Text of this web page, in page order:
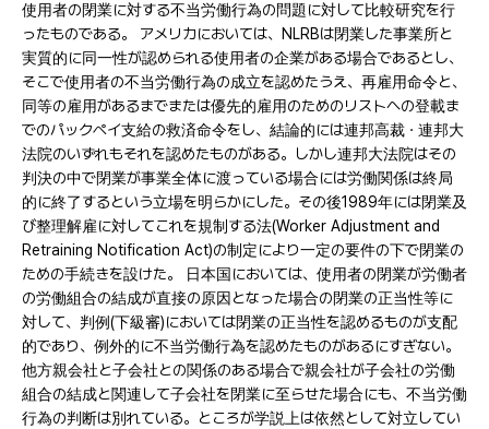
使用者の閉業に対する不当労働行為の問題に対して比較研究を行
ったものである。 アメリカにおいては、NLRBは閉業した事業所と
実質的に同一性が認められる使用者の企業がある場合であるとし、
そこで使用者の不当労働行為の成立を認めたうえ、再雇用命令と、
同等の雇用があるまでまたは優先的雇用のためのリストへの登載ま
でのパックペイ支給の救済命令をし、結論的には連邦高裁ㆍ連邦大
法院のいずれもそれを認めたものがある。しかし連邦大法院はその
判決の中で閉業が事業全体に渡っている場合には労働関係は終局
的に終了するという立場を明らかにした。その後1989年には閉業及
び整理解雇に対してこれを規制する法(Worker Adjustment and
Retraining Notification Act)の制定により一定の要件の下で閉業の
ための手続きを設けた。 日本国においては、使用者の閉業が労働者
の労働組合の結成が直接の原因となった場合の閉業の正当性等に
対して、判例(下級審)においては閉業の正当性を認めるものが支配
的であり、例外的に不当労働行為を認めたものがあるにすぎない。
他方親会社と子会社との関係のある場合で親会社が子会社の労働
組合の結成と関連して子会社を閉業に至らせた場合にも、不当労働
行為の判断は別れている。ところが学説上は依然として対立してい